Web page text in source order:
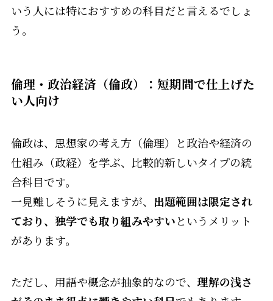
いう人には特におすすめの科目だと言えるでしょ
う。
倫理・政治経済（倫政）：短期間で仕上げた
い人向け
倫政は、思想家の考え方（倫理）と政治や経済の
仕組み（政経）を学ぶ、比較的新しいタイプの統
合科目です。
一見難しそうに見えますが、 出題範囲は限定され
ており、独学でも取り組みやすいというメリット
があります。
ただし、用語や概念が抽象的なので、 理解の浅さ